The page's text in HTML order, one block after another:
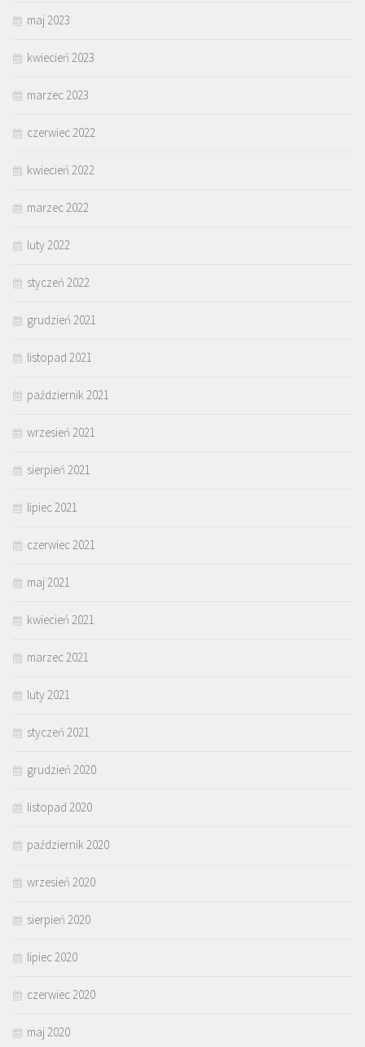
maj 2023
kwiecień 2023
marzec 2023
czerwiec 2022
kwiecień 2022
marzec 2022
luty 2022
styczeń 2022
grudzień 2021
listopad 2021
październik 2021
wrzesień 2021
sierpień 2021
lipiec 2021
czerwiec 2021
maj 2021
kwiecień 2021
marzec 2021
luty 2021
styczeń 2021
grudzień 2020
listopad 2020
październik 2020
wrzesień 2020
sierpień 2020
lipiec 2020
czerwiec 2020
maj 2020